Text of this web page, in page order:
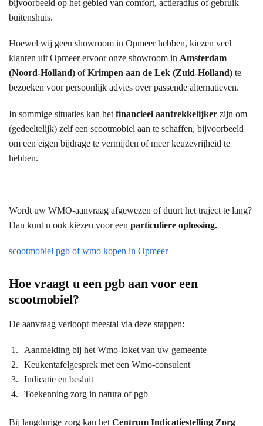
bijvoorbeeld op het gebied van comfort, actieradius of gebruik
buitenshuis.
Hoewel wij geen showroom in Opmeer hebben, kiezen veel
klanten uit Opmeer ervoor onze showroom in Amsterdam
(Noord-Holland) ofKrimpen aan de Lek (Zuid-Holland) te
bezoeken voor persoonlijk advies over passende alternatieven.
In sommige situaties kan het financieel aantrekkelijker zijn om
(gedeeltelijk) zelf een scootmobiel aan te schaffen, bijvoorbeeld
om een eigen bijdrage te vermijden of meer keuzevrijheid te
hebben.
Wordt uw WMO-aanvraag afgewezen of duurt het traject te lang?
Dan kunt u ook kiezen voor een particuliere oplossing.
scootmobiel pgb of wmo kopen in Opmeer
Hoe vraagt u een pgb aan voor een
scootmobiel?
De aanvraag verloopt meestal via deze stappen:
Aanmelding bij het Wmo-loket van uw gemeente
Keukentafelgesprek met een Wmo-consulent
Indicatie en besluit
Toekenning zorg in natura of pgb
Bij langdurige zorg kan het Centrum Indicatiestelling Zorg